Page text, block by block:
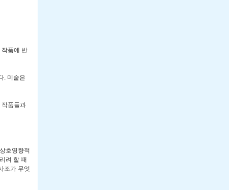
작품에 반
. 미술은
작품들과
호영향적
려 할 때
조가 무엇